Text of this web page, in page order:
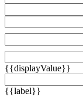
{{displayValue}}
{{label}}